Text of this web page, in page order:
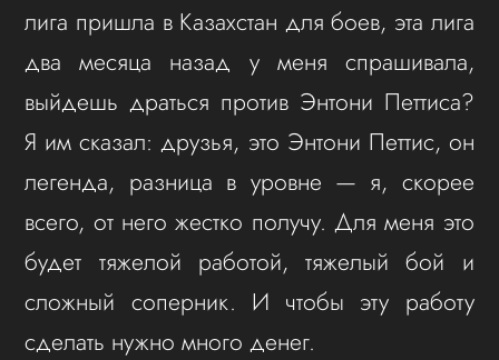
лига пришла в Казахстан для боев, эта лига
два месяца назад у меня спрашивала,
выйдешь драться против Энтони Петтиса?
Я им сказал: друзья, это Энтони Петтис, он
легенда, разница в уровне — я, скорее
всего, от него жестко получу. Для меня это
будет тяжелой работой, тяжелый бой и
сложный соперник. И чтобы эту работу
сделать нужно много денег.